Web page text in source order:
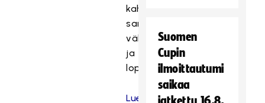
kahden
sarjan
välierät
ja
loppuottelut.
Lue
Suomen
Cupin
ilmoittautumi
saikaa